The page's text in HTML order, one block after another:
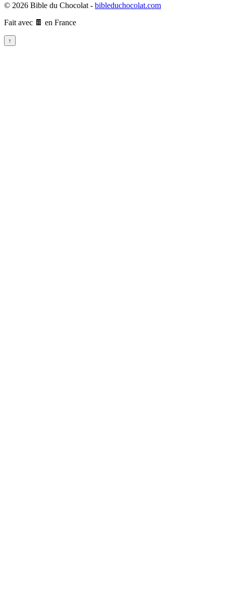
© 2026 Bible du Chocolat - bibleduchocolat.com
Fait avec 🍫 en France
↑